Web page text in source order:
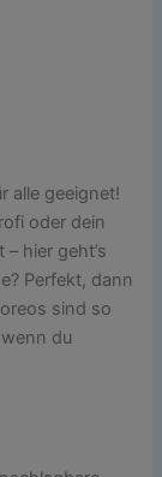
alle geeignet!
oder dein
hier geht’s
Perfekt, dann
sind so
du